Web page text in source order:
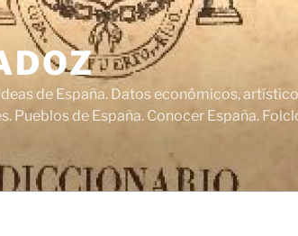
de España. Datos económicos,
Pueblos de España. Conocer España.